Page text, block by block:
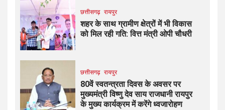
छत्तीसगढ़ रायपुर
शहर के साथ ग्रामीण क्षेत्रों में भी विकास
को मिल रही गति: वित्त मंत्री ओपी चौधरी
छत्तीसगढ़ रायपुर
80वें स्वतन्त्रता दिवस के अवसर पर
मुख्यमंत्री विष्णु देव साय राजधानी रायपुर
के मुख्य कार्यक्रम में करेंगे ध्वजारोहण